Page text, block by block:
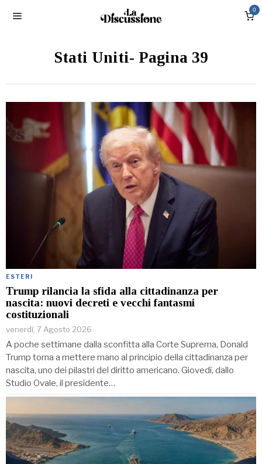
0
Stati Uniti- Pagina 39
ESTERI
Trump rilancia la sfida alla cittadinanza per
nascita: nuovi decreti e vecchi fantasmi
costituzionali
venerdì, 7 Agosto 2026
A poche settimane dalla sconfitta alla Corte Suprema, Donald
Trump torna a mettere mano al principio della cittadinanza per
nascita, uno dei pilastri del diritto americano. Giovedì, dallo
Studio Ovale, il presidente…